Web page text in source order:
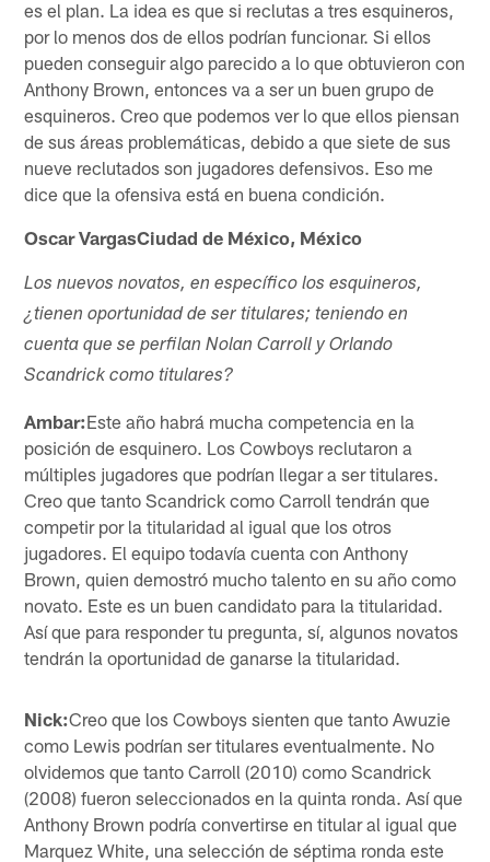
es el plan. La idea es que si reclutas a tres esquineros,
por lo menos dos de ellos podrían funcionar. Si ellos
pueden conseguir algo parecido a lo que obtuvieron con
Anthony Brown, entonces va a ser un buen grupo de
esquineros. Creo que podemos ver lo que ellos piensan
de sus áreas problemáticas, debido a que siete de sus
nueve reclutados son jugadores defensivos. Eso me
dice que la ofensiva está en buena condición.
Oscar VargasCiudad de México, México
Los nuevos novatos, en específico los esquineros,
¿tienen oportunidad de ser titulares; teniendo en
cuenta que se perfilan Nolan Carroll y Orlando
Scandrick como titulares?
Ambar:Este año habrá mucha competencia en la
posición de esquinero. Los Cowboys reclutaron a
múltiples jugadores que podrían llegar a ser titulares.
Creo que tanto Scandrick como Carroll tendrán que
competir por la titularidad al igual que los otros
jugadores. El equipo todavía cuenta con Anthony
Brown, quien demostró mucho talento en su año como
novato. Este es un buen candidato para la titularidad.
Así que para responder tu pregunta, sí, algunos novatos
tendrán la oportunidad de ganarse la titularidad.
Nick:Creo que los Cowboys sienten que tanto Awuzie
como Lewis podrían ser titulares eventualmente. No
olvidemos que tanto Carroll (2010) como Scandrick
(2008) fueron seleccionados en la quinta ronda. Así que
Anthony Brown podría convertirse en titular al igual que
Marquez White, una selección de séptima ronda este